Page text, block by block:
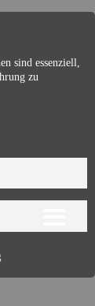
sind essenziell,
zu